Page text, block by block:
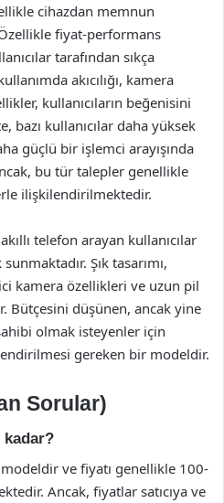
cihazdan memnun
fiyat-performans
tarafından sıkça
akıcılığı, kamera
kullanıcıların beğenisini
bazı kullanıcılar daha yüksek
güçlü bir işlemci arayışında
bu tür talepler genellikle
ilişkilendirilmektedir.
telefon arayan kullanıcılar
Şık tasarımı,
kamera özellikleri ve uzun pil
Bütçesini düşünen, ancak yine
olmak isteyenler için
gereken bir modeldir.
Sorular)
kadar?
ve fiyatı genellikle 100-
Ancak, fiyatlar satıcıya ve